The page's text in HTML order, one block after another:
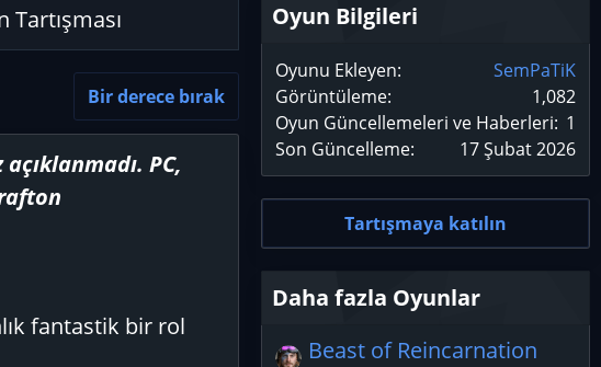
Tartışması
Bir derece bırak
PC,
fantastik bir rol
Oyun Bilgileri
Oyunu Ekleyen
SemPaTiK
Görüntüleme
1,082
Oyun Güncellemeleri ve Haberleri 1
Son Güncelleme
17 Şubat 2026
Tartışmaya katılın
Daha fazla Oyunlar
Beast of Reincarnation